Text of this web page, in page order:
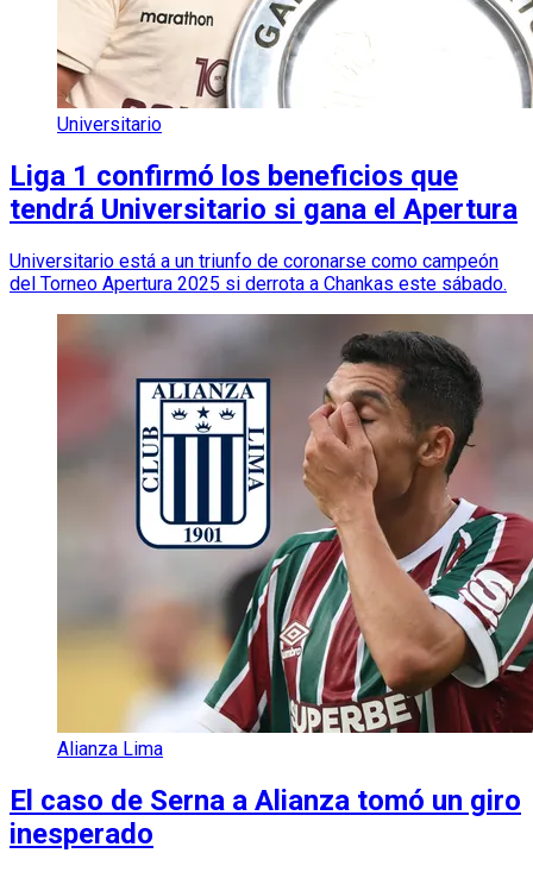
Universitario
Liga 1 confirmó los beneficios que
tendrá Universitario si gana el Apertura
Universitario está a un triunfo de coronarse como campeón
del Torneo Apertura 2025 si derrota a Chankas este sábado.
Alianza Lima
El caso de Serna a Alianza tomó un giro
inesperado